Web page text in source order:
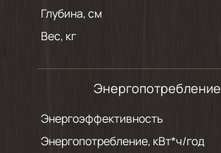
Глубина, см
Вес, кг
Энергопотребление
Энергоэффективность
Энергопотребление, кВт*ч/год